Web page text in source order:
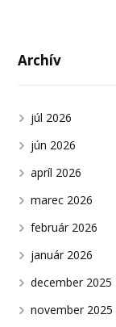
Archív
júl 2026
jún 2026
apríl 2026
marec 2026
február 2026
január 2026
december 2025
november 2025